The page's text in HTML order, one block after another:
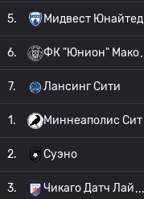
5. Мидвест Юнайтед
6. ФК "Юнион" Мако
7. Лансинг Сити
1. Миннеаполис Сит
2. Суэно
3. Чикаго Датч Лай